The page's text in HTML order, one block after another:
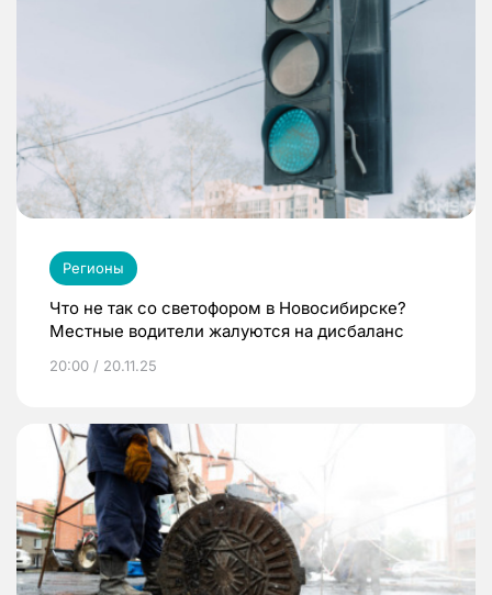
Регионы
Что не так со светофором в Новосибирске?
Местные водители жалуются на дисбаланс
20:00 / 20.11.25